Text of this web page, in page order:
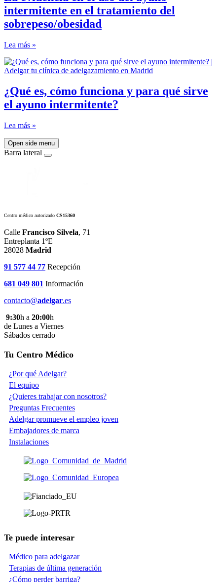
intermitente en el tratamiento del
sobrepeso/obesidad
Lea más »
¿Qué es, cómo funciona y para qué sirve
el ayuno intermitente?
Lea más »
Open side menu
Barra lateral
Centro médico autorizado CS15360
Calle Francisco Silvela, 71
Entreplanta 1ºE
28028 Madrid
91 577 44 77 Recepción
681 049 801 Información
contacto@adelgar.es
9:30h a 20:00h
de Lunes a Viernes
Sábados cerrado
Tu Centro Médico
¿Por qué Adelgar?
El equipo
¿Quieres trabajar con nosotros?
Preguntas Frecuentes
Adelgar promueve el empleo joven
Embajadores de marca
Instalaciones
Te puede interesar
Médico para adelgazar
Terapias de última generación
¿Cómo perder barriga?